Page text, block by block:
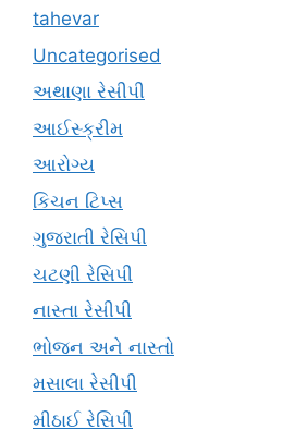
tahevar
Uncategorised
અથાણા રેસીપી
આઈસ્ક્રીમ
આરોગ્ય
કિચન ટિપ્સ
ગુજરાતી રેસિપી
ચટણી રેસિપી
નાસ્તા રેસીપી
ભોજન અને નાસ્તો
મસાલા રેસીપી
મીઠાઈ રેસિપી